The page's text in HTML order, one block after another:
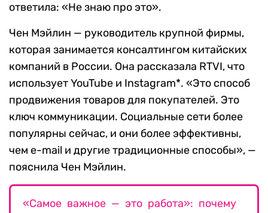
ответила: «Не знаю про это».
Чен Мэйлин — руководитель крупной фирмы,
которая занимается консалтингом китайских
компаний в России. Она рассказала RTVI, что
использует YouTube и Instagram*. «Это способ
продвижения товаров для покупателей. Это
ключ коммуникации. Социальные сети более
популярны сейчас, и они более эффективны,
чем e-mail и другие традиционные способы», —
пояснила Чен Мэйлин.
«Самое важное — это работа»: почему